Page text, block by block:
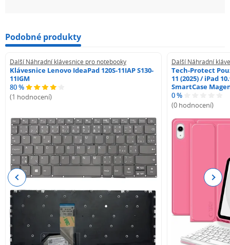
Podobné produkty
Další Náhradní klávesnice pro notebooky
Klávesnice Lenovo IdeaPad 120S-11IAP S130-
11IGM
80 %
(1 hodnocení)
Další Náhradní
Tech-Protect
11 (2025) / iPad
SmartCase
0 %
(0 hodnocení)
Previous Next